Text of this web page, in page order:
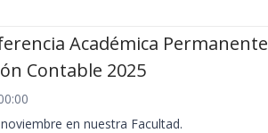
Académica
Contable 2025
en nuestra Facultad.